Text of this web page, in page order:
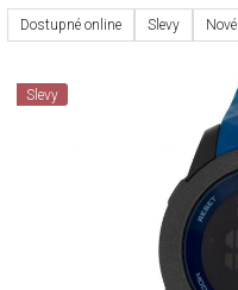
Dostupné online Slevy Nové
Slevy